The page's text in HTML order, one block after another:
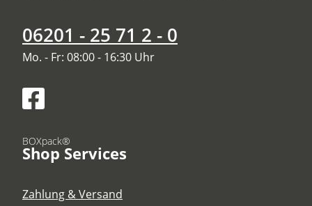
06201 - 25 71 2 - 0
Mo. - Fr: 08:00 - 16:30 Uhr
BOXpack®
Shop Services
Zahlung & Versand